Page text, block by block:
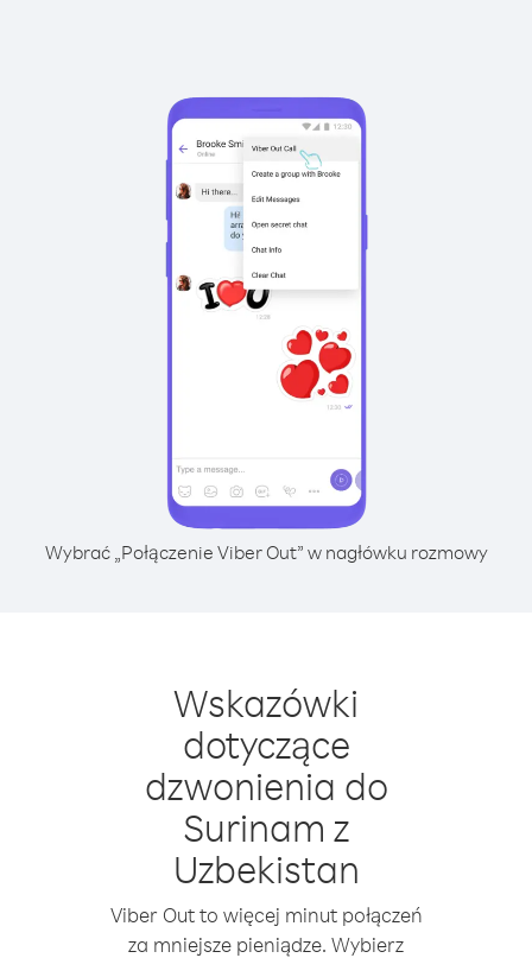
Wybrać „Połączenie Viber Out” w nagłówku rozmowy
Wskazówki
dotyczące
dzwonienia do
Surinam z
Uzbekistan
Viber Out to więcej minut połączeń
za mniejsze pieniądze. Wybierz